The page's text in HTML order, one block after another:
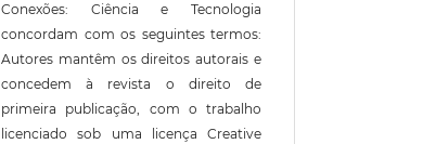
Conexões: Ciência e Tecnologia
concordam com os seguintes termos:
Autores mantêm os direitos autorais e
concedem à revista o direito de
primeira publicação, com o trabalho
licenciado sob uma licença Creative